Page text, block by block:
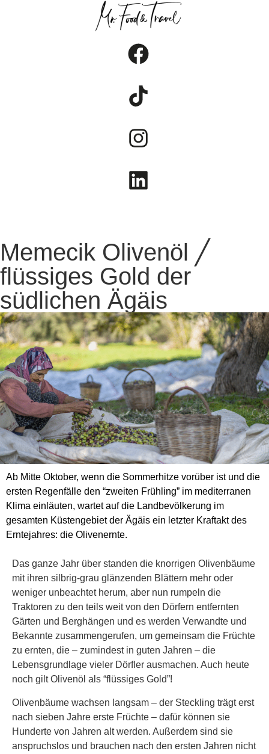
Memecik Olivenöl ╱
flüssiges Gold der
südlichen Ägäis
Ab Mitte Oktober, wenn die Sommerhitze vorüber ist und die
ersten Regenfälle den “zweiten Frühling” im mediterranen
Klima einläuten, wartet auf die Landbevölkerung im
gesamten Küstengebiet der Ägäis ein letzter Kraftakt des
Erntejahres: die Olivenernte.
Das ganze Jahr über standen die knorrigen Olivenbäume
mit ihren silbrig-grau glänzenden Blättern mehr oder
weniger unbeachtet herum, aber nun rumpeln die
Traktoren zu den teils weit von den Dörfern entfernten
Gärten und Berghängen und es werden Verwandte und
Bekannte zusammengerufen, um gemeinsam die Früchte
zu ernten, die – zumindest in guten Jahren – die
Lebensgrundlage vieler Dörfler ausmachen. Auch heute
noch gilt Olivenöl als “flüssiges Gold”!
Olivenbäume wachsen langsam – der Steckling trägt erst
nach sieben Jahre erste Früchte – dafür können sie
Hunderte von Jahren alt werden. Außerdem sind sie
anspruchslos und brauchen nach den ersten Jahren nicht